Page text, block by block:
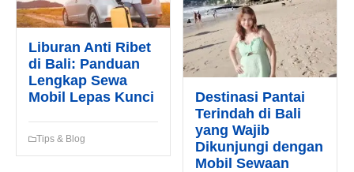
Liburan Anti Ribet
di Bali: Panduan
Lengkap Sewa
Mobil Lepas Kunci
Tips & Blog
Destinasi Pantai
Terindah di Bali
yang Wajib
Dikunjungi dengan
Mobil Sewaan